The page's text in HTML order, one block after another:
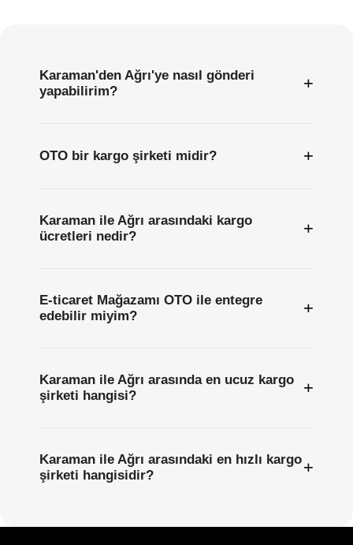
Karaman'den Ağrı'ye nasıl gönderi
yapabilirim?
+
OTO bir kargo şirketi midir? +
Karaman ile Ağrı arasındaki kargo
ücretleri nedir?
+
E-ticaret Mağazamı OTO ile entegre
edebilir miyim?
+
Karaman ile Ağrı arasında en ucuz kargo
şirketi hangisi?
+
Karaman ile Ağrı arasındaki en hızlı kargo
şirketi hangisidir?
+